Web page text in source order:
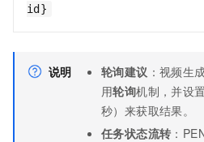
id}
说明 轮询建议 ：视频生
用轮询机制，并设
秒）来获取结果。
任务状态流转 ：